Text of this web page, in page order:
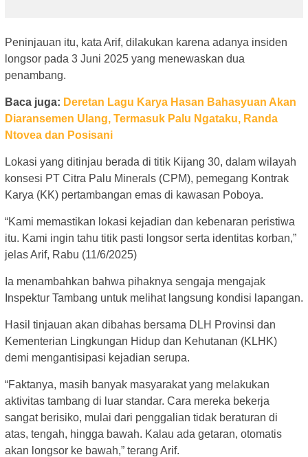
Peninjauan itu, kata Arif, dilakukan karena adanya insiden
longsor pada 3 Juni 2025 yang menewaskan dua
penambang.
Baca juga: Deretan Lagu Karya Hasan Bahasyuan Akan
Diaransemen Ulang, Termasuk Palu Ngataku, Randa
Ntovea dan Posisani
Lokasi yang ditinjau berada di titik Kijang 30, dalam wilayah
konsesi PT Citra Palu Minerals (CPM), pemegang Kontrak
Karya (KK) pertambangan emas di kawasan Poboya.
“Kami memastikan lokasi kejadian dan kebenaran peristiwa
itu. Kami ingin tahu titik pasti longsor serta identitas korban,”
jelas Arif, Rabu (11/6/2025)
Ia menambahkan bahwa pihaknya sengaja mengajak
Inspektur Tambang untuk melihat langsung kondisi lapangan.
Hasil tinjauan akan dibahas bersama DLH Provinsi dan
Kementerian Lingkungan Hidup dan Kehutanan (KLHK)
demi mengantisipasi kejadian serupa.
“Faktanya, masih banyak masyarakat yang melakukan
aktivitas tambang di luar standar. Cara mereka bekerja
sangat berisiko, mulai dari penggalian tidak beraturan di
atas, tengah, hingga bawah. Kalau ada getaran, otomatis
akan longsor ke bawah,” terang Arif.